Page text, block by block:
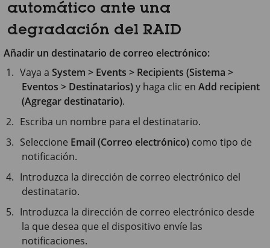
automático ante una
degradación del RAID
Añadir un destinatario de correo electrónico:
Vaya aSystem > Events > Recipients (Sistema >
Eventos > Destinatarios)y haga clic en Add recipient
(Agregar destinatario).
Escriba un nombre para el destinatario.
Seleccione Email (Correo electrónico) como tipo de
notificación.
Introduzca la dirección de correo electrónico del
destinatario.
Introduzca la dirección de correo electrónico desde
la que desea que el dispositivo envíe las
notificaciones.